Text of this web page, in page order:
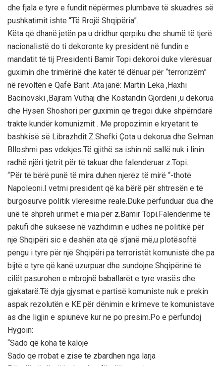
dhe fjala e tyre e fundit nëpërmes plumbave të skuadrës së
pushkatimit ishte “Të Rrojë Shqipëria”.
Këta që dhanë jetën pa u dridhur qerpiku dhe shumë të tjerë
nacionalistë do ti dekoronte ky president në fundin e
mandatit të tij Presidenti Bamir Topi dekoroi duke vlerësuar
guximin dhe trimërinë dhe katër të dënuar për “terrorizëm”
në revoltën e Qafë Barit .Ata janë: Martin Leka ,Haxhi
Bacinovski ,Bajram Vuthaj dhe Kostandin Gjordeni ,u dekorua
dhe Hysen Shoshori për guximin që tregoi duke shpërndarë
trakte kundër komunizmit . Me propozimin e kryetarit të
bashkisë së Librazhdit Z.Shefki Çota u dekorua dhe Selman
Blloshmi pas vdekjes.Të gjithë sa ishin në sallë nuk i linin
radhë njëri tjetrit për të takuar dhe falenderuar z.Topi.
“Për të bërë punë të mira duhen njerëz të mirë “-thotë
Napoleoni.I vetmi president që ka bërë për shtresën e të
burgosurve politik vlerësime reale.Duke përfunduar dua dhe
unë të shpreh urimet e mia për z.Bamir Topi.Falenderime të
pakufi dhe suksese në vazhdimin e udhës në politikë për
një Shqipëri sic e deshën ata që s’janë më,u plotësoftë
pengu i tyre për një Shqipëri pa terroristët komunistë dhe pa
bijtë e tyre që kanë uzurpuar dhe sundojne Shqipërinë të
cilët pasurohen e mbrojnë baballarët e tyre vrasës dhe
gjakatarë.Të dyja gjysmat e partisë komuniste nuk e prekin
aspak rezolutën e KE për dënimin e krimeve te komunistave
as dhe ligjin e spiunëve kur ne po presim.Po e përfundoj
Hygoin:
“Sado që koha të kalojë
Sado që rrobat e zisë të zbardhen nga larja